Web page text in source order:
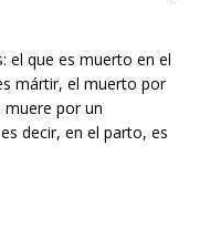
el que es muerto en el
mártir, el muerto por
por un
decir, en el parto, es